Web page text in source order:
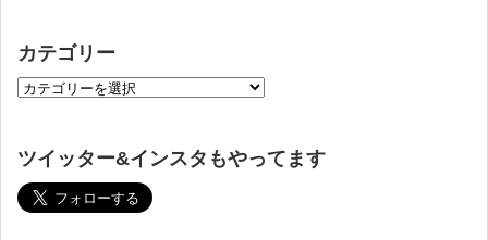
カテゴリー
ツイッター&インスタもやってます